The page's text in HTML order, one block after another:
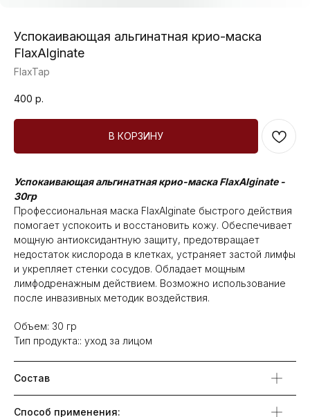
Успокаивающая альгинатная крио-маска
FlaxAlginate
FlaxTap
400 р.
В КОРЗИНУ
Успокаивающая альгинатная крио-маска FlaxAlginate -
30гр
Профессиональная маска FlaxAlginate быстрого действия
помогает успокоить и восстановить кожу. Обеспечивает
мощную антиоксидантную защиту, предотвращает
недостаток кислорода в клетках, устраняет застой лимфы
и укрепляет стенки сосудов. Обладает мощным
лимфодренажным действием. Возможно использование
после инвазивных методик воздействия.
Объем: 30 гр
Тип продукта:: уход за лицом
Состав
Способ применения: